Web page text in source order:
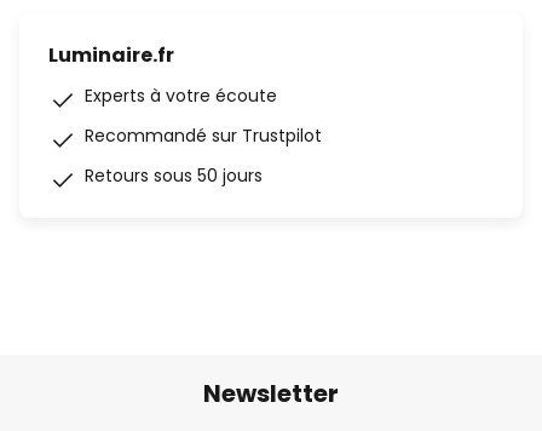
Luminaire.fr
Experts à votre écoute
Recommandé sur Trustpilot
Retours sous 50 jours
Newsletter